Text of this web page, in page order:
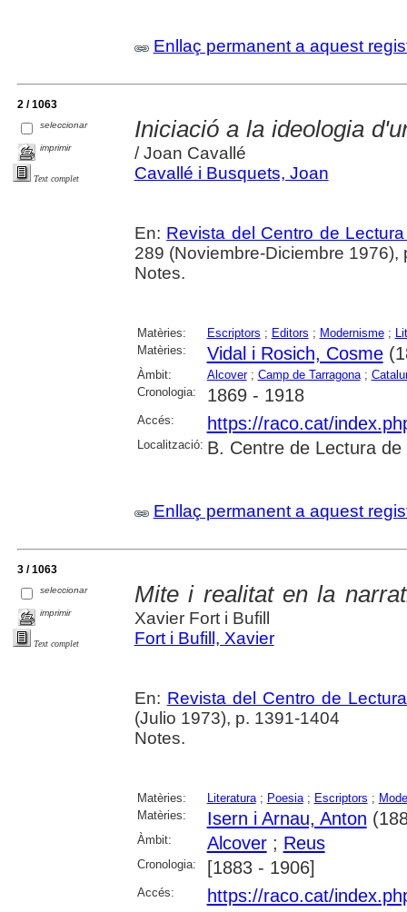
Enllaç permanent a aquest
2 / 1063
seleccionar
imprimir
Text complet
Iniciació a la ideologia
/ Joan Cavallé
Cavallé i Busquets, Joan
En: Revista del Centro de
289 (Noviembre-Diciembre 1976),
Notes.
Matèries: Escriptors ; Editors ; Modernisme;
Matèries:
Vidal i Rosich, Cosme
Àmbit: Alcover; Camp de Tarragona;
Cronologia:
1869 - 1918
Accés: https://raco.cat/
Localització: B. Centre de Lectura de
Enllaç permanent a aquest
3 / 1063
seleccionar
imprimir
Text complet
Mite i realitat en la
Xavier Fort i Bufill
Fort i Bufill, Xavier
En: Revista del Centro de
(Julio 1973), p. 1391-1404
Notes.
Matèries: Literatura; Poesia; Escriptors ;
Matèries:
Isern i Arnau, Anton
Àmbit: Alcover; Reus
Cronologia: [1883 - 1906]
Accés: https://raco.cat/